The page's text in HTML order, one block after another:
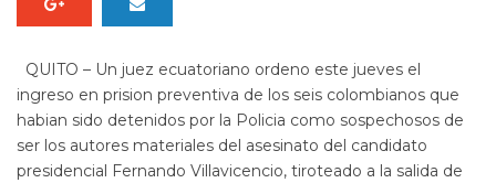
QUITO – Un juez ecuatoriano ordeno este jueves el
ingreso en prision preventiva de los seis colombianos que
habian sido detenidos por la Policia como sospechosos de
ser los autores materiales del asesinato del candidato
presidencial Fernando Villavicencio, tiroteado a la salida de